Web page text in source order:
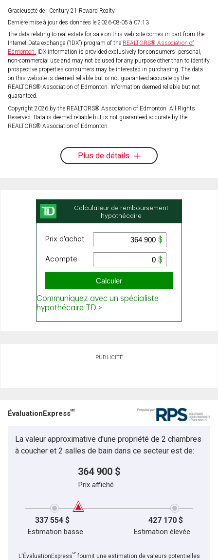
Gracieuseté de : Century 21 Reward Realty
Dernière mise à jour des données le 2026-08-05 à 07:13
The data relating to real estate for sale on this web site comes in part from the
Internet Data exchange (“IDX”) program of the REALTORS® Association of
Edmonton. IDX information is provided exclusively for consumers' personal,
non-commercial use and may not be used for any purpose other than to identify
prospective properties consumers may be interested in purchasing. The data
on this website is deemed reliable but is not guaranteed accurate by the
REALTORS® Association of Edmonton. Information deemed reliable but not
guaranteed.
Copyright 2026 by the REALTORS® Association of Edmonton. All Rights
Reserved. Data is deemed reliable but is not guaranteed accurate by the
REALTORS® Association of Edmonton.
Plus de détails
PUBLICITÉ
ÉvaluationExpressMC
La valeur approximative d'une propriété de 2 chambres
à coucher et 2 salles de bain dans ce secteur est de:
364 900 $
Prix affiché
337 554 $ 427 170 $
Estimation basse Estimation élevée
L'ÉvaluationExpressMCfournit une estimation de valeurs potentielles